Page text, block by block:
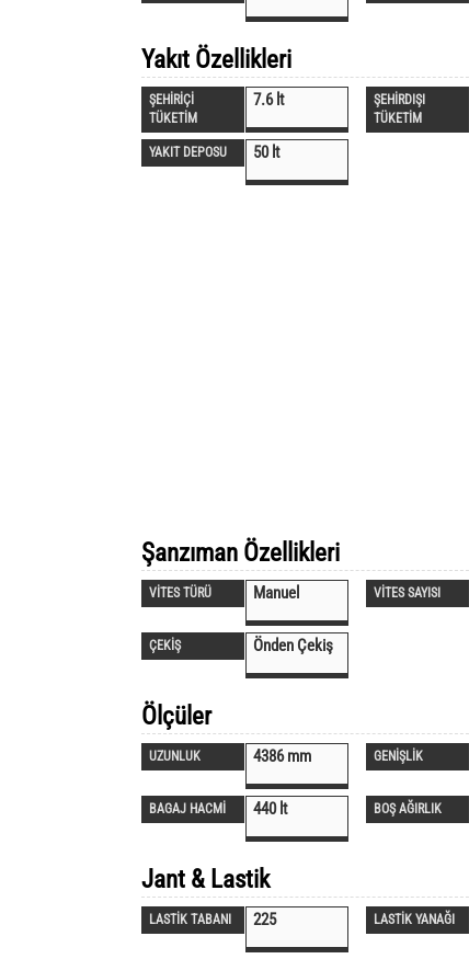
Yakıt Özellikleri
ŞEHİRİÇİ
TÜKETİM
7.6 lt
ŞEHİRDIŞI
TÜKETİM
YAKIT DEPOSU 50 lt
Şanzıman Özellikleri
VİTES TÜRÜ Manuel VİTES SAYISI
ÇEKİŞ Önden Çekiş
Ölçüler
UZUNLUK 4386 mm GENİŞLİK
BAGAJ HACMİ 440 lt BOŞ AĞIRLIK
Jant & Lastik
LASTİK TABANI 225 LASTİK YANAĞI